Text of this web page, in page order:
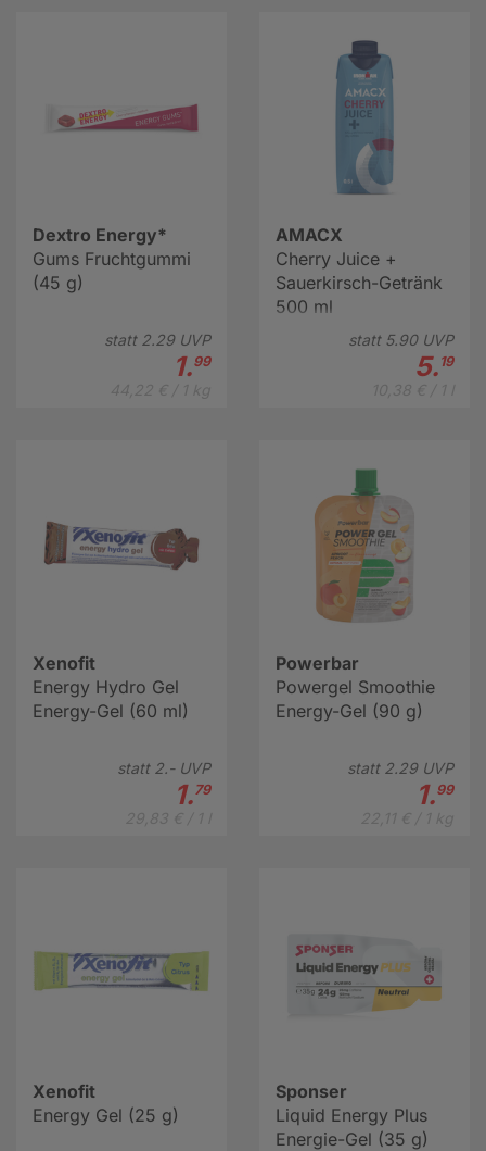
Dextro Energy*
Gums Fruchtgummi
(45 g)
statt 2.29UVP
1.99
AMACX
Cherry Juice +
Sauerkirsch-Getränk
500 ml
statt 5.90UVP
5. 19
Xenofit
Energy Hydro Gel
Energy-Gel (60 ml)
statt 2.-UVP
1.79
Powerbar
Powergel Smoothie
Energy-Gel (90 g)
statt 2.29UVP
1.99
Xenofit
Energy Gel (25 g)
Sponser
Liquid Energy Plus
Energie-Gel (35 g)